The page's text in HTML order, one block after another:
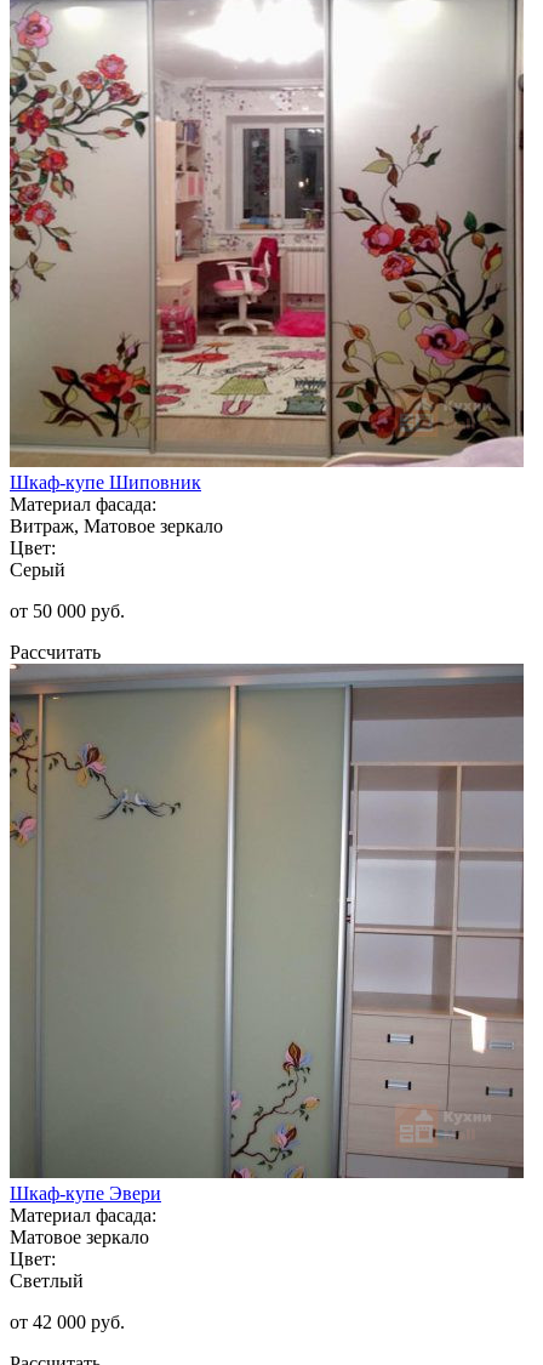
Шкаф-купе Шиповник
Материал фасада:
Витраж, Матовое зеркало
Цвет:
Серый
от 50 000 руб.
Рассчитать
Шкаф-купе Эвери
Материал фасада:
Матовое зеркало
Цвет:
Светлый
от 42 000 руб.